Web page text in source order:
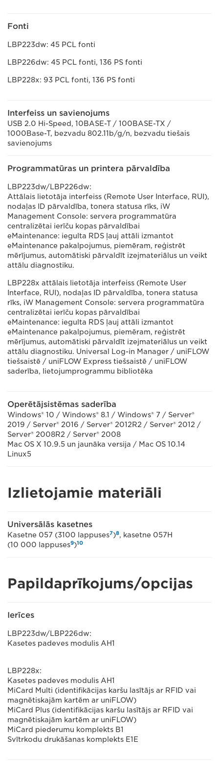
Fonti
LBP223dw: 45 PCL fonti
LBP226dw: 45 PCL fonti, 136 PS fonti
LBP228x: 93 PCL fonti, 136 PS fonti
Interfeiss un savienojums
USB 2.0 Hi-Speed, 10BASE-T / 100BASE-TX /
1000Base-T, bezvadu 802.11b/g/n, bezvadu tiešais
savienojums
Programmatūras un printera pārvaldība
LBP223dw/LBP226dw:
Attālais lietotāja interfeiss (Remote User Interface, RUI),
nodaļas ID pārvaldība, tonera statusa rīks, iW
Management Console: servera programmatūra
centralizētai ierīču kopas pārvaldībai
eMaintenance: iegulta RDS ļauj attāli izmantot
eMaintenance pakalpojumus, piemēram, reģistrēt
mērījumus, automātiski pārvaldīt izejmateriālus un veikt
attālu diagnostiku.
LBP228x attālais lietotāja interfeiss (Remote User
Interface, RUI), nodaļas ID pārvaldība, tonera statusa
rīks, iW Management Console: servera programmatūra
centralizētai ierīču kopas pārvaldībai
eMaintenance: iegulta RDS ļauj attāli izmantot
eMaintenance pakalpojumus, piemēram, reģistrēt
mērījumus, automātiski pārvaldīt izejmateriālus un veikt
attālu diagnostiku. Universal Log-in Manager / uniFLOW
tiešsaistē / uniFLOW Express tiešsaistē / uniFLOW
saderība, lietojumprogrammu bibliotēka
Operētājsistēmas saderība
Windows® 10 / Windows® 8.1 / Windows® 7 / Server®
2019 / Server® 2016 / Server® 2012R2 / Server® 2012 /
Server® 2008R2 / Server® 2008
Mac OS X 10.9.5 un jaunāka versija / Mac OS 10.14
Linux5
Izlietojamie materiāli
Universālās kasetnes
Kasetne 057 (3100 lappuses7)8, kasetne 057H
(10 000 lappuses9)10
Papildaprīkojums/opcijas
Ierīces
LBP223dw/LBP226dw:
Kasetes padeves modulis AH1
LBP228x:
Kasetes padeves modulis AH1
MiCard Multi (identifikācijas karšu lasītājs ar RFID vai
magnētiskajām kartēm ar uniFLOW)
MiCard Plus (identifikācijas karšu lasītājs ar RFID vai
magnētiskajām kartēm ar uniFLOW)
MiCard piederumu komplekts B1
Svītrkodu drukāšanas komplekts E1E